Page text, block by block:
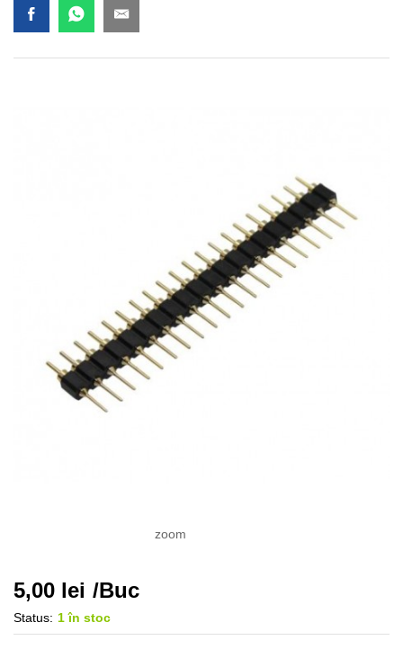
zoom
5,00 lei /Buc
Status: 1 în stoc